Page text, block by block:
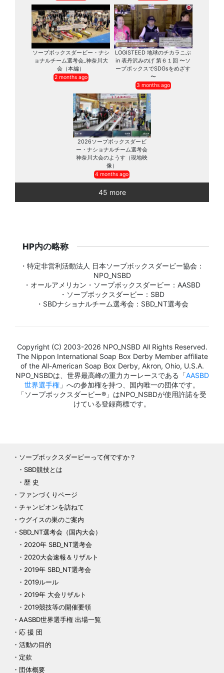
ソープボックスダービー・ナシ
ョナルチーム選考会_神奈川大
会（本編）
2 months ago
LOGISTEED 地球のチカラこぶ
in 表丹沢みのげ 第６１回 〜ソ
ープボックスでSDGsをめざす
〜
3 months ago
2026ソープボックスダービ
ー・ナショナルチーム選考会
神奈川大会のようす（現地映
像）
4 months ago
45 more
HP内の略称
・特定非営利活動法人 日本ソープボックスダービー協会：
NPO_NSBD
・オールアメリカン・ソープボックスダービー：AASBD
・ソープボックスダービー：SBD
・SBDナショナルチーム選考会：SBD_NT選考会
Copyright (C) 2003-2026 NPO_NSBD All Rights Reserved.
The Nippon International Soap Box Derby Member affiliate
of the All-American Soap Box Derby, Akron, Ohio, U.S.A.
NPO_NSBDは、世界最高峰の重力カーレースである「AASBD
世界選手権 」への参加権を持つ、国内唯一の団体です。
「ソープボックスダービー®」はNPO_NSBDが使用許諾を受
けている登録商標です。
ソープボックスダービーって何ですか？
SBD競技とは
歴 史
ファンづくりページ
チャンピオンを訪ねて
ウグイスの巣のご案内
SBD_NT選考会（国内大会）
2020年 SBD_NT選考会
2020大会速報＆リザルト
2019年 SBD_NT選考会
2019ルール
2019年 大会リザルト
2019競技等の開催要領
AASBD世界選手権 出場一覧
応 援 団
活動の目的
定款
団体概要